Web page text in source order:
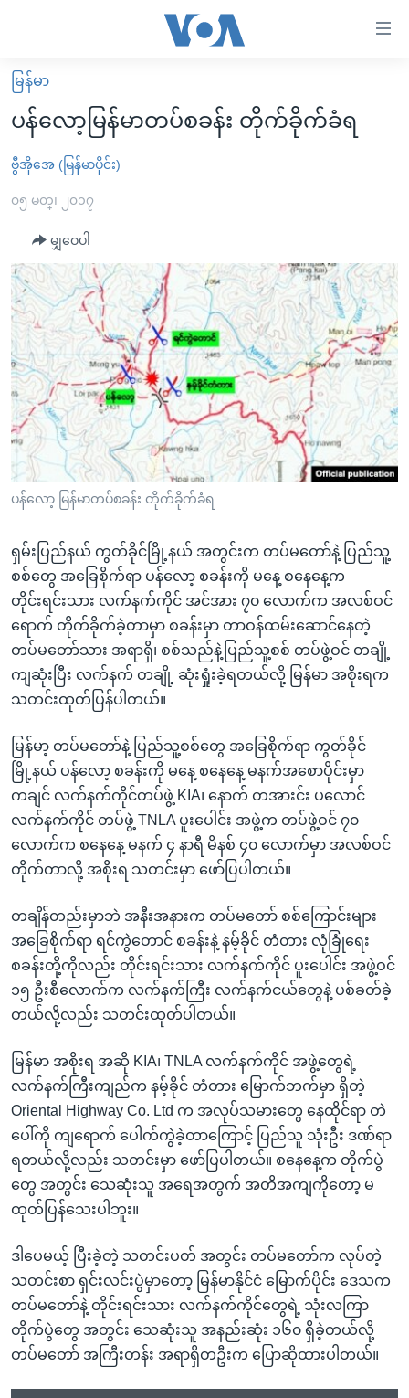
လွယ်ကူ
စေ
Link
များ
အကြောင်းအရာ
သို့
ကျော်
ကြည့်
ရန်
ပင်မ
အ
ညွန်း
စာမျက်နှာ
ကျော်
ကြည့်
ရန်
ရှာဖွေ
နေရာ
ကျော်
မူလစာမျက်နှာ
မြန်မာ
ကမ္ဘာ့သတင်းများ
နိုင်ငံတကာ
တရုတ်
အစ္စရေး-ပါလက်စတိုင်း
ဗွီဒီယို
ရပ်ဝန်းတခု လမ်းတခု အလွန်
အင်္ဂလိပ်စာလေ့လာမယ်
အမေရိကန်သုံးအီဒီယံ
မကြေးမုံရဲ့ အင်္ဂလိပ်စာ
ရုပ်ရှင်ထဲက အင်္ဂလိပ်စာ
သုတပဒေသာ အင်္ဂလိပ်စာ
အပတ်စဉ်ကဏ္ဍများ
ရေဒီယို
တီဗွီ
ရေဒီယိုနှင့်ရုပ်သံ အချက်အလက်များ
ရေဒီယို/တီဗွီအစီအစဉ်
Learning English
ဗွီအိုအေ လူမှုကွန်ယက်များ
ဘာသာစကားများ
မြန်မာ
ပန်လော့မြန်မာတပ်စခန်း တိုက်ခိုက်ခံရ
ဗွီအိုအေ (မြန်မာပိုင်း)
၀၅ မတ္၊ ၂၀၁၇
မျှဝေပါ
ပန်လော့ မြန်မာတပ်စခန်း တိုက်ခိုက်ခံရ
ရှမ်းပြည်နယ် ကွတ်ခိုင်မြို့နယ် အတွင်းက တပ်မတော်နဲ့ ပြည်သူ့
စစ်တွေ အခြေစိုက်ရာ ပန်လော့ စခန်းကို မနေ့ စနေနေ့က
တိုင်းရင်းသား လက်နက်ကိုင် အင်အား ၇၀ လောက်က အလစ်ဝင်
ရောက် တိုက်ခိုက်ခဲ့တာမှာ စခန်းမှာ တာဝန်ထမ်းဆောင်နေတဲ့
တပ်မတော်သား အရာရှိ၊ စစ်သည်နဲ့ပြည်သူ့စစ် တပ်ဖွဲ့ဝင် တချို့
ကျဆုံးပြီး လက်နက် တချို့ ဆုံးရှုံးခဲ့ရတယ်လို့ မြန်မာ အစိုးရက
သတင်းထုတ်ပြန်ပါတယ်။
မြန်မာ့ တပ်မတော်နဲ့ ပြည်သူ့စစ်တွေ အခြေစိုက်ရာ ကွတ်ခိုင်
မြို့နယ် ပန်လော့ စခန်းကို မနေ့ စနေနေ့ မနက်အစောပိုင်းမှာ
ကချင် လက်နက်ကိုင်တပ်ဖွဲ့ KIA၊ နောက် တအားင်း ပလောင်
လက်နက်ကိုင် တပ်ဖွဲ့ TNLA ပူးပေါင်း အဖွဲ့က တပ်ဖွဲ့ဝင် ၇၀
လောက်က စနေနေ့ မနက် ၄ နာရီ မိနစ် ၄၀ လောက်မှာ အလစ်ဝင်
တိုက်တာလို့ အစိုးရ သတင်းမှာ ဖော်ပြပါတယ်။
တချိန်တည်းမှာဘဲ အနီးအနားက တပ်မတော် စစ်ကြောင်းများ
အခြေစိုက်ရာ ရင်ကွဲတောင် စခန်းနဲ့ နမ့်ခိုင် တံတား လုံခြုံရေး
စခန်းတို့ကိုလည်း တိုင်းရင်းသား လက်နက်ကိုင် ပူးပေါင်း အဖွဲ့ဝင်
၁၅ ဦးစီလောက်က လက်နက်ကြီး လက်နက်ငယ်တွေနဲ့ ပစ်ခတ်ခဲ့
တယ်လို့လည်း သတင်းထုတ်ပါတယ်။
မြန်မာ အစိုးရ အဆို KIA၊ TNLA လက်နက်ကိုင် အဖွဲ့တွေရဲ့
လက်နက်ကြီးကျည်က နမ့်ခိုင် တံတား မြောက်ဘက်မှာ ရှိတဲ့
Oriental Highway Co. Ltd က အလုပ်သမားတွေ နေထိုင်ရာ တဲ
ပေါ်ကို ကျရောက် ပေါက်ကွဲခဲ့တာကြောင့် ပြည်သူ သုံးဦး ဒဏ်ရာ
ရတယ်လို့လည်း သတင်းမှာ ဖော်ပြပါတယ်။ စနေနေ့က တိုက်ပွဲ
တွေ အတွင်း သေဆုံးသူ အရေအတွက် အတိအကျကိုတော့ မ
ထုတ်ပြန်သေးပါဘူး။
ဒါပေမယ့် ပြီးခဲ့တဲ့ သတင်းပတ် အတွင်း တပ်မတော်က လုပ်တဲ့
သတင်းစာ ရှင်းလင်းပွဲမှာတော့ မြန်မာနိုင်ငံ မြောက်ပိုင်း ဒေသက
တပ်မတော်နဲ့ တိုင်းရင်းသား လက်နက်ကိုင်တွေရဲ့ သုံးလကြာ
တိုက်ပွဲတွေ အတွင်း သေဆုံးသူ အနည်းဆုံး ၁၆၀ ရှိခဲ့တယ်လို့
တပ်မတော် အကြီးတန်း အရာရှိတဦးက ပြောဆိုထားပါတယ်။